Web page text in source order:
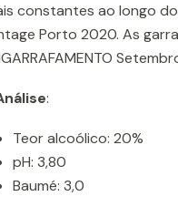
constantes ao longo do
Porto 2020. As
:
Teor alcoólico: 20%
pH: 3,80
Baumé: 3,0